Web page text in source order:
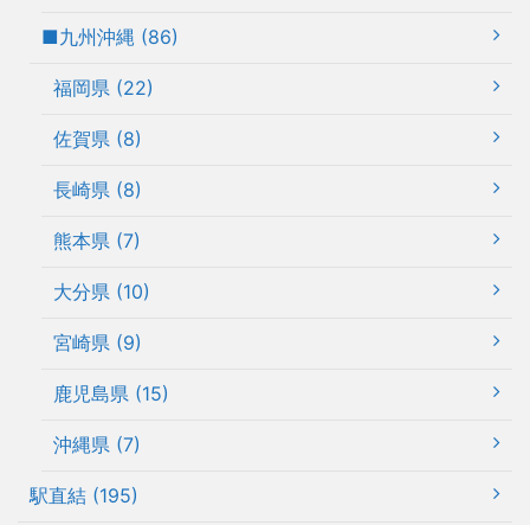
■九州沖縄 (86)
福岡県 (22)
佐賀県 (8)
長崎県 (8)
熊本県 (7)
大分県 (10)
宮崎県 (9)
鹿児島県 (15)
沖縄県 (7)
駅直結 (195)